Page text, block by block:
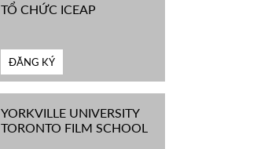
TỔ CHỨC ICEAP
ĐĂNG KÝ
YORKVILLE UNIVERSITY
TORONTO FILM SCHOOL